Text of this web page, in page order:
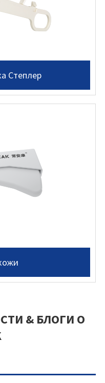
Степлер
& БЛОГИ О